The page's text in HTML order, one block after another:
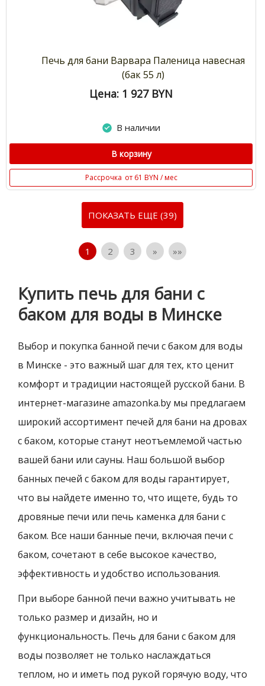
Печь для бани Варвара Паленица навесная
(бак 55 л)
Цена: 1 927 BYN
В наличии
В корзину
Рассрочка от 61 BYN / мес
ПОКАЗАТЬ ЕЩЕ (39)
1 2 3 » »»
Купить печь для бани с
баком для воды в Минске
Выбор и покупка банной печи с баком для воды
в Минске - это важный шаг для тех, кто ценит
комфорт и традиции настоящей русской бани. В
интернет-магазине amazonka.by мы предлагаем
широкий ассортимент печей для бани на дровах
с баком, которые станут неотъемлемой частью
вашей бани или сауны. Наш большой выбор
банных печей с баком для воды гарантирует,
что вы найдете именно то, что ищете, будь то
дровяные печи или печь каменка для бани с
баком. Все наши банные печи, включая печи с
баком, сочетают в себе высокое качество,
эффективность и удобство использования.
При выборе банной печи важно учитывать не
только размер и дизайн, но и
функциональность. Печь для бани с баком для
воды позволяет не только наслаждаться
теплом, но и иметь под рукой горячую воду, что